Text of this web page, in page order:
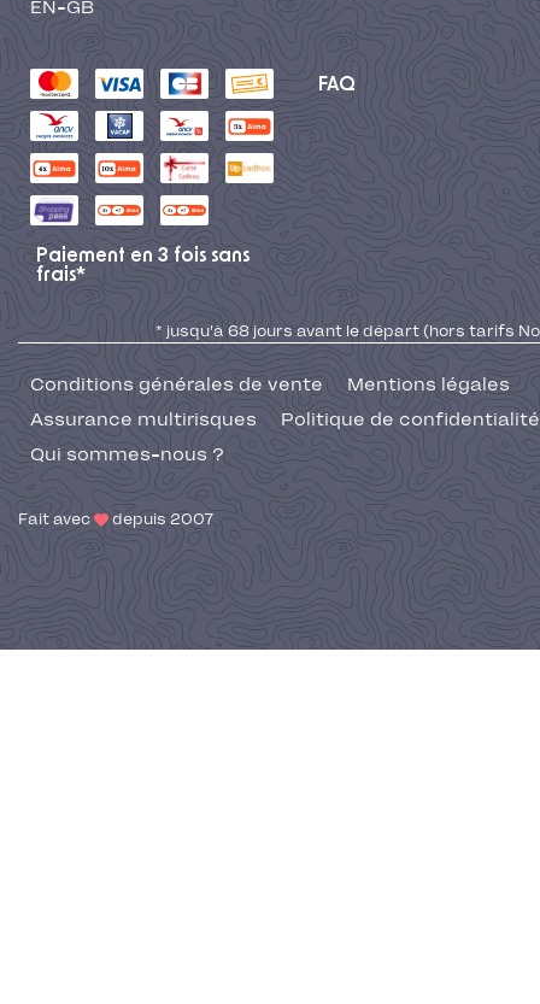
Assurance multirisques
Politique de confidentialité
Qui sommes-nous ?
Fait avec depuis 2007